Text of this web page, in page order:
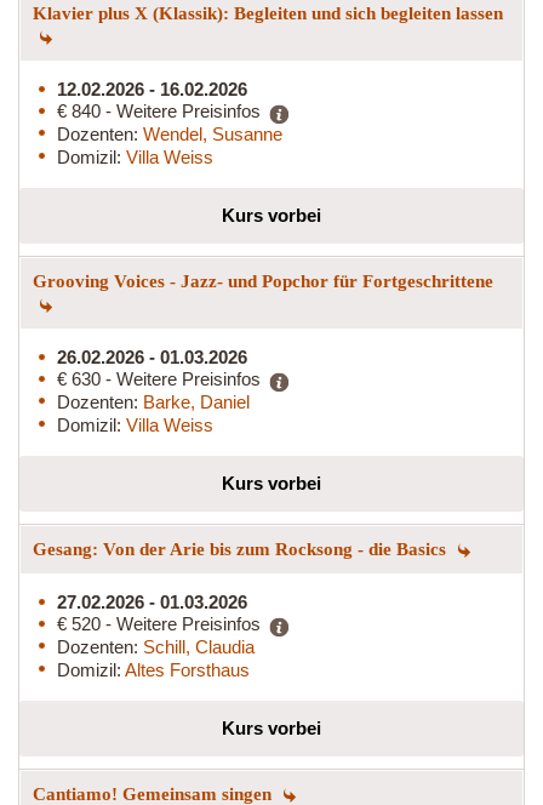
Klavier plus X (Klassik): Begleiten und sich begleiten lassen
12.02.2026 - 16.02.2026
€ 840 - Weitere Preisinfos
Dozenten: Wendel, Susanne
Domizil: Villa Weiss
Kurs vorbei
Grooving Voices - Jazz- und Popchor für Fortgeschrittene
26.02.2026 - 01.03.2026
€ 630 - Weitere Preisinfos
Dozenten: Barke, Daniel
Domizil: Villa Weiss
Kurs vorbei
Gesang: Von der Arie bis zum Rocksong - die Basics
27.02.2026 - 01.03.2026
€ 520 - Weitere Preisinfos
Dozenten: Schill, Claudia
Domizil: Altes Forsthaus
Kurs vorbei
Cantiamo! Gemeinsam singen